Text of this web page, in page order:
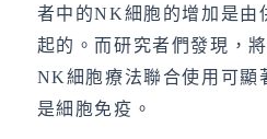
者中的NK細胞的增加是由
起的。而研究者們發現，
NK細胞療法聯合使用可顯
是細胞免疫。